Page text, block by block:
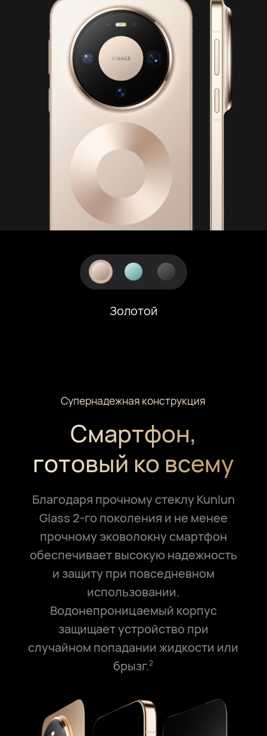
Золотой
Супернадежная конструкция
Смартфон,
готовый ко всему
Благодаря прочному стеклу Kunlun
Glass 2-го поколения и не менее
прочному эковолокну смартфон
обеспечивает высокую надежность
и защиту при повседневном
использовании.
Водонепроницаемый корпус
защищает устройство при
случайном попадании жидкости или
брызг.2